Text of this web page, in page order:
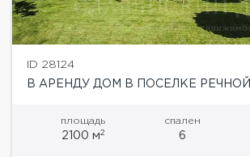
ID 28124
В АРЕНДУ ДОМ В ПОСЕЛКЕ РЕЧНОЙ
площадь
2100 м2
спален
6